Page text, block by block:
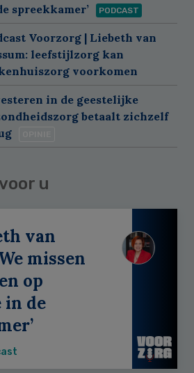
spreekkamer’
PODCAST
Voorzorg | Liebeth van
leefstijlzorg kan
voorkomen
in de geestelijke
betaalt zichzelf
u
van
missen
op
in de